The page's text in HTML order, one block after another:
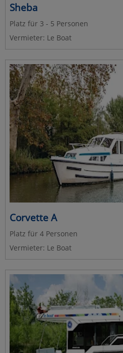
Sheba
Platz für 3 - 5 Personen
Vermieter: Le Boat
Corvette A
Platz für 4 Personen
Vermieter: Le Boat